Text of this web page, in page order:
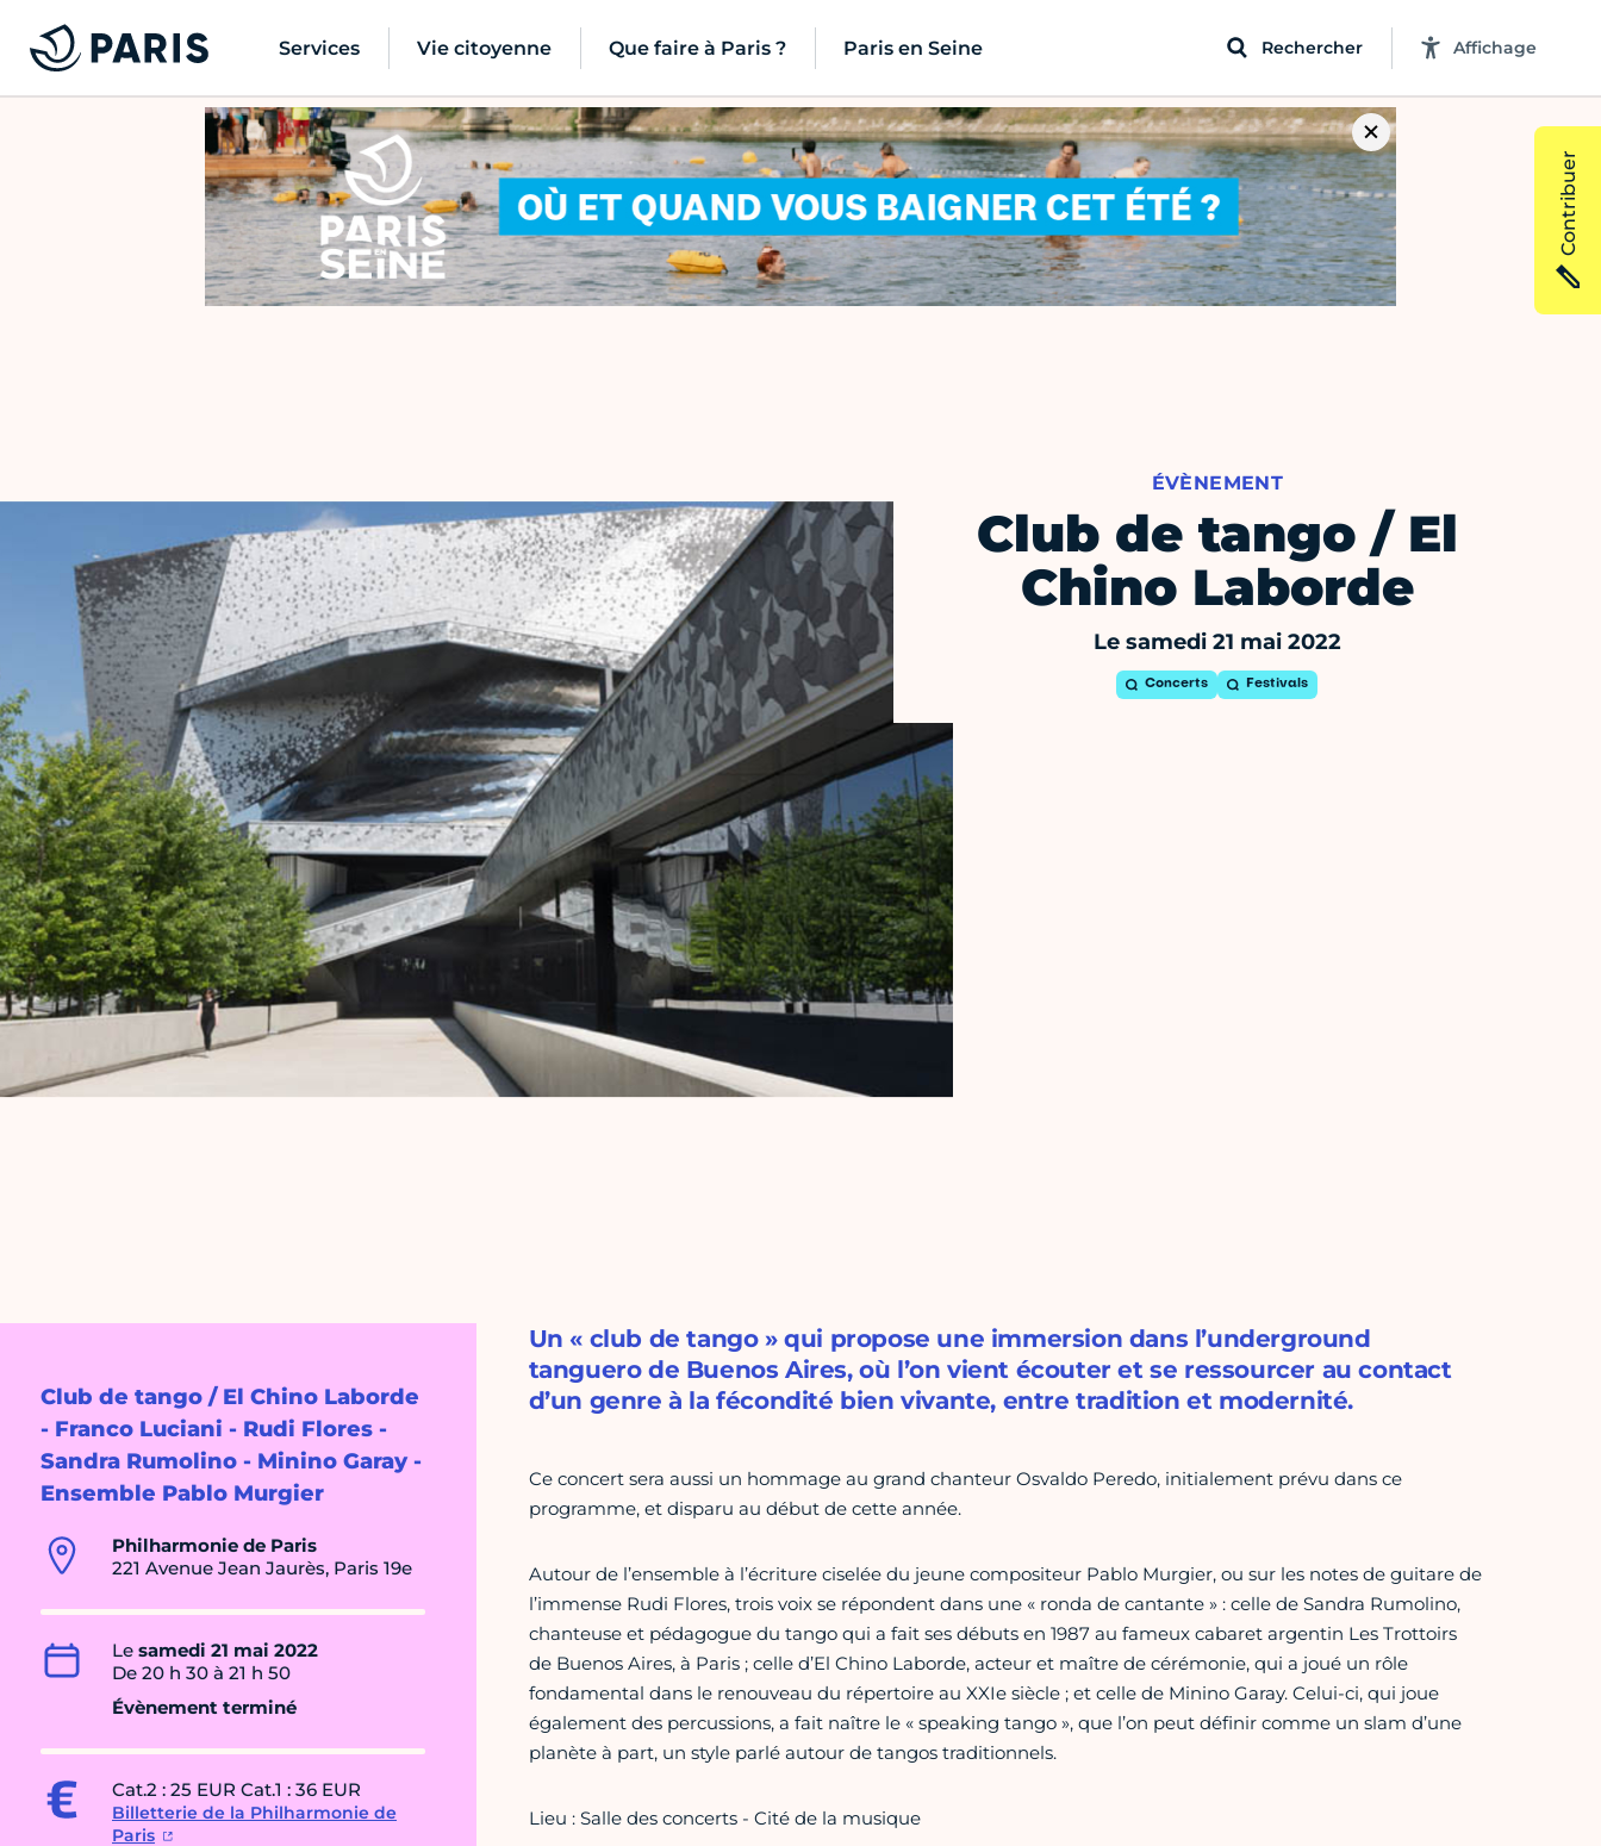
Services Vie citoyenne Que faire à Paris ? Paris en Seine Rechercher Affichage
ÉVÈNEMENT
Club de tango / El
Chino Laborde
Le samedi 21 mai 2022
Concerts Festivals
Club de tango / El Chino Laborde
- Franco Luciani - Rudi Flores -
Sandra Rumolino - Minino Garay -
Ensemble Pablo Murgier
Philharmonie de Paris
221 Avenue Jean Jaurès, Paris 19e
Le samedi 21 mai 2022
De 20 h 30 à 21 h 50
Évènement terminé
Cat.2 : 25 EUR Cat.1 : 36 EUR
Billetterie de la Philharmonie de
Paris
Un « club de tango » qui propose une immersion dans l’underground
tanguero de Buenos Aires, où l’on vient écouter et se ressourcer au contact
d’un genre à la fécondité bien vivante, entre tradition et modernité.
Ce concert sera aussi un hommage au grand chanteur Osvaldo Peredo, initialement prévu dans ce
programme, et disparu au début de cette année.
Autour de l’ensemble à l’écriture ciselée du jeune compositeur Pablo Murgier, ou sur les notes de guitare de
l’immense Rudi Flores, trois voix se répondent dans une « ronda de cantante » : celle de Sandra Rumolino,
chanteuse et pédagogue du tango qui a fait ses débuts en 1987 au fameux cabaret argentin Les Trottoirs
de Buenos Aires, à Paris ; celle d’El Chino Laborde, acteur et maître de cérémonie, qui a joué un rôle
fondamental dans le renouveau du répertoire au XXIe siècle ; et celle de Minino Garay. Celui-ci, qui joue
également des percussions, a fait naître le « speaking tango », que l’on peut définir comme un slam d’une
planète à part, un style parlé autour de tangos traditionnels.
Lieu : Salle des concerts - Cité de la musique
Contribuer